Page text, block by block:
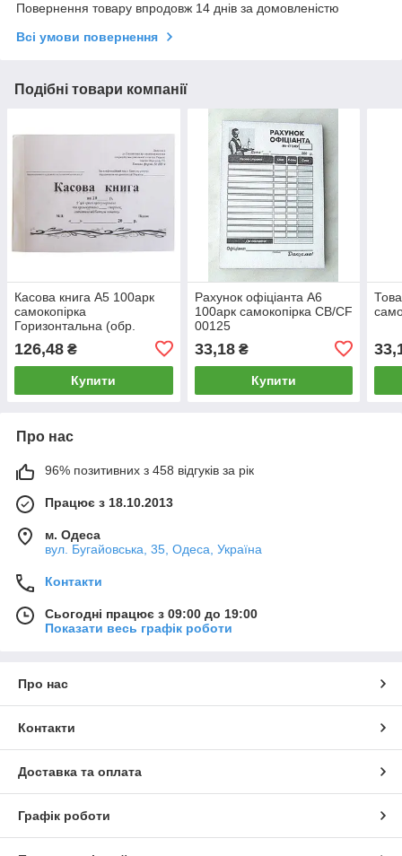
Повернення товару впродовж 14 днів за домовленістю
Всі умови повернення
Подібні товари компанії
Касова книга А5 100арк
самокопірка
Горизонтальна (обр.
126,48 ₴
Купити
Рахунок офіціанта А6
100арк самокопірка CB/CF
00125
33,18₴
Купити
Про нас
96% позитивних з 458 відгуків за рік
Працює з 18.10.2013
м. Одеса
вул. Бугайовська, 35, Одеса, Україна
Контакти
Сьогодні працює з 09:00 до 19:00
Показати весь графік роботи
Про нас
Контакти
Доставка та оплата
Графік роботи